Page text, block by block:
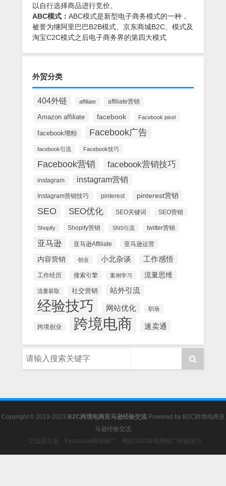
以自行选择商品进行竞价。
ABC模式： ABC模式是新型电子商务模式的一种，
被誉为继阿里巴巴B2B模式、京东商城B2C、模式及
淘宝C2C模式之后电子商务界的第四大模式
外贸分类
404外链 affiliate affiliate营销
Amazon affiliate facebook Facebook pixel
facebook增粉 Facebook广告
facebook引流 Facebook技巧
Facebook营销 facebook营销技巧
instagram instagram营销
Instagram营销技巧 pinterest pinterest营销
SEO SEO优化 SEO关键词 SEO营销
Shopify Shopify营销 SNS引流 twitter营销
亚马逊 亚马逊Affiliate 亚马逊运营
内容营销 创业 小北杂谈 工作感悟
工作经历 搜索引擎 案例学习 流量思维
流量获取 社交营销 站外引流
经验技巧 网站优化 职场
跨境创业 跨境电商 速卖通
Copyright © 2019-2023 B2C跨境电商亚马逊经验交流 Powered by B2C跨境电商亚
马逊经验交流
- 交流亚马逊、Facebook网络推广、网站SEO等电商推广经验技巧